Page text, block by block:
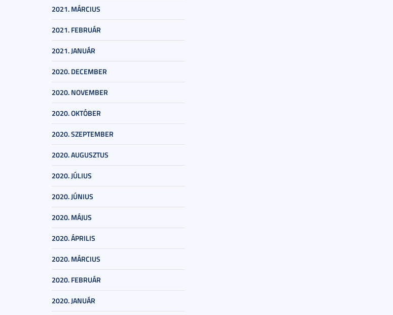
2021. MÁRCIUS
2021. FEBRUÁR
2021. JANUÁR
2020. DECEMBER
2020. NOVEMBER
2020. OKTÓBER
2020. SZEPTEMBER
2020. AUGUSZTUS
2020. JÚLIUS
2020. JÚNIUS
2020. MÁJUS
2020. ÁPRILIS
2020. MÁRCIUS
2020. FEBRUÁR
2020. JANUÁR